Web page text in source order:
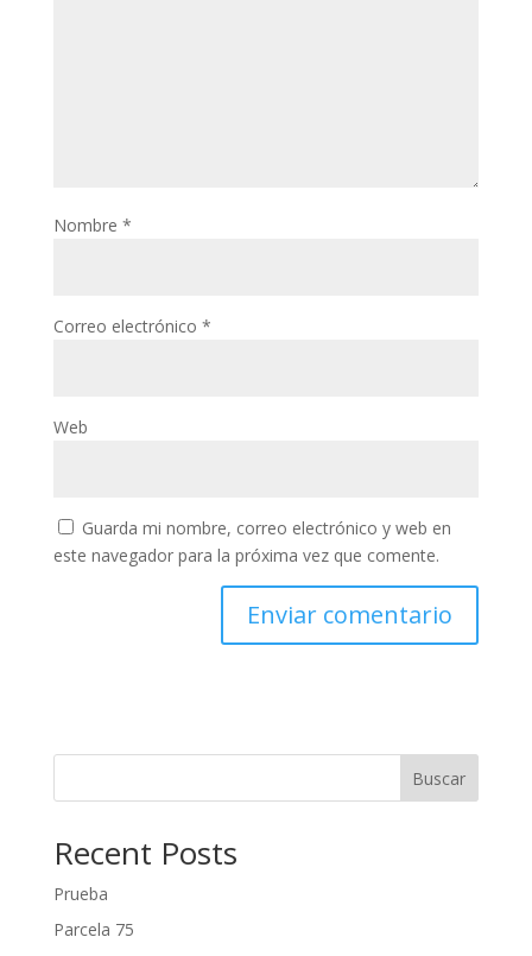
Nombre *
Correo electrónico *
Web
Guarda mi nombre, correo electrónico y web en
este navegador para la próxima vez que comente.
Buscar
Recent Posts
Prueba
Parcela 75